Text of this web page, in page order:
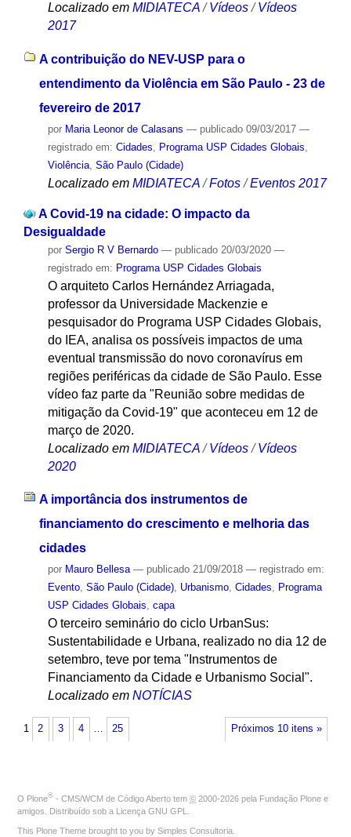
Localizado em MIDIATECA /Vídeos /Vídeos
2017
A contribuição do NEV-USP para o
entendimento da Violência em São Paulo - 23 de
fevereiro de 2017
por Maria Leonor de Calasans — publicado09/03/2017 —
registrado em: Cidades Programa USP Cidades Globais
Violência, São Paulo (Cidade)
Localizado em MIDIATECA /Fotos /Eventos 2017
A Covid-19 na cidade: O impacto da
Desigualdade
por Sergio R V Bernardo — publicado20/03/2020 —
registrado em: Programa USP Cidades Globais
O arquiteto Carlos Hernández Arriagada,
professor da Universidade Mackenzie e
pesquisador do Programa USP Cidades Globais,
do IEA, analisa os possíveis impactos de uma
eventual transmissão do novo coronavírus em
regiões periféricas da cidade de São Paulo. Esse
vídeo faz parte da "Reunião sobre medidas de
mitigação da Covid-19" que aconteceu em 12 de
março de 2020.
Localizado em MIDIATECA /Vídeos /Vídeos
2020
A importância dos instrumentos de
financiamento do crescimento e melhoria das
cidades
por Mauro Bellesa — publicado21/09/2018 — registrado em:
Evento, São Paulo (Cidade), Urbanismo, Cidades, Programa
USP Cidades Globais, capa
O terceiro seminário do ciclo UrbanSus:
Sustentabilidade e Urbana, realizado no dia 12 de
setembro, teve por tema "Instrumentos de
Financiamento da Cidade e Urbanismo Social".
Localizado em NOTÍCIAS
Próximos 10 itens »
1 2 3 4 … 25
O Plone® - CMS/WCM de Código Aberto tem © 2000-2026 pela Fundação Plone e
amigos. Distribuído sob a Licença GNU GPL
This Plone Theme brought to you by Simples Consultoria